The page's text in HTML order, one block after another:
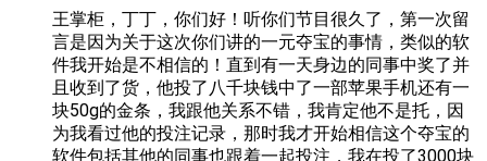
王掌柜，丁丁，你们好！听你们节目很久了，第一次留
言是因为关于这次你们讲的一元夺宝的事情，类似的软
件我开始是不相信的！直到有一天身边的同事中奖了并
且收到了货，他投了八千块钱中了一部苹果手机还有一
块50g的金条，我跟他关系不错，我肯定他不是托，因
为我看过他的投注记录，那时我才开始相信这个夺宝的
软件包括其他的同事也跟着一起投注，我在投了3000块